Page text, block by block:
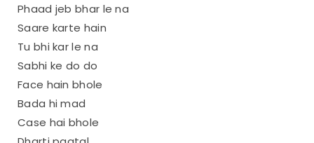
Phaad jeb bhar le na
Saare karte hain
Tu bhi kar le na
Sabhi ke do do
Face hain bhole
Bada hi mad
Case hai bhole